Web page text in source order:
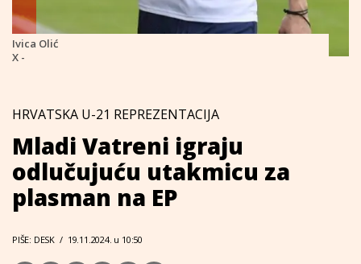
Ivica Olić
X -
HRVATSKA U-21 REPREZENTACIJA
Mladi Vatreni igraju
odlučujuću utakmicu za
plasman na EP
PIŠE: DESK / 19.11.2024. u 10:50